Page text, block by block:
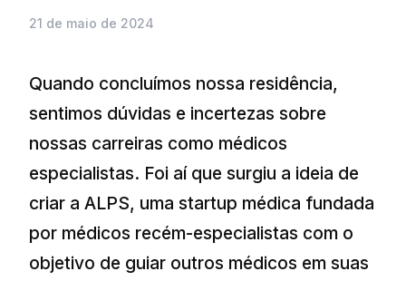
21 de maio de 2024
Quando concluímos nossa residência,
sentimos dúvidas e incertezas sobre
nossas carreiras como médicos
especialistas. Foi aí que surgiu a ideia de
criar a ALPS, uma startup médica fundada
por médicos recém-especialistas com o
objetivo de guiar outros médicos em suas